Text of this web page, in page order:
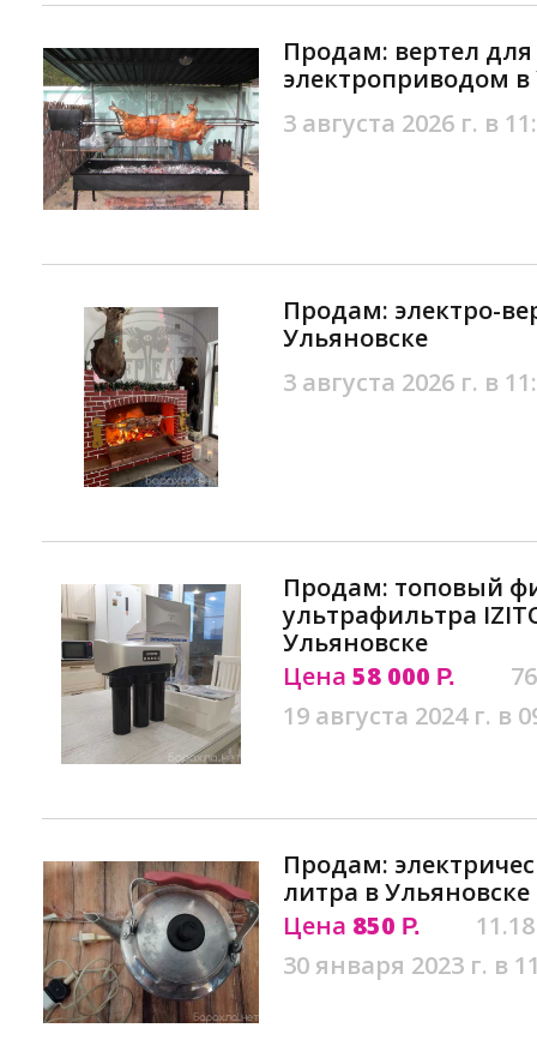
Продам: вертел
электроприводом в
3 августа 2026 г. в
Продам: электро-
Ульяновске
3 августа 2026 г. в
Продам: топовый
ультрафильтра
Ульяновске
Цена 58 000 Р.
19 августа 2024 г. в
Продам:
литра в Ульяновске
Цена 850 Р.
30 января 2023 г. в